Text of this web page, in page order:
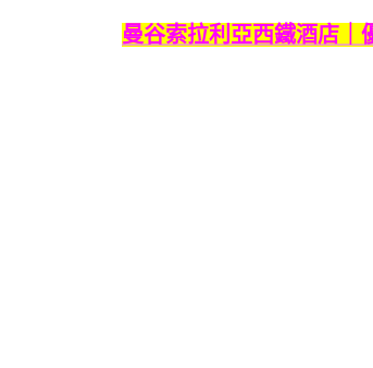
曼谷索拉利亞西鐵酒店｜